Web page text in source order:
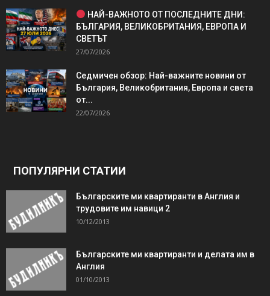
НАЙ-ВАЖНОТО ОТ ПОСЛЕДНИТЕ ДНИ:
БЪЛГАРИЯ, ВЕЛИКОБРИТАНИЯ, ЕВРОПА И
СВЕТЪТ
27/07/2026
Седмичен обзор: Най-важните новини от
България, Великобритания, Европа и света
от...
22/07/2026
ПОПУЛЯРНИ СТАТИИ
Българските ми квартиранти в Англия и
трудовите им навици 2
10/12/2013
Българските ми квартиранти и делата им в
Англия
01/10/2013